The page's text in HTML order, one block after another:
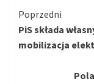
Kontynuuj
czytanie
Poprzedni
PiS składa
mobilizacja